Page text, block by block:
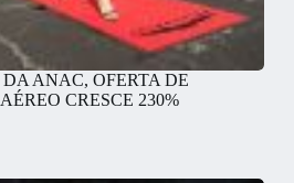
ANAC, OFERTA DE
CRESCE 230%